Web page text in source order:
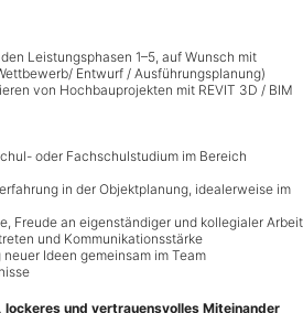
Leistungsphasen 1–5, auf Wunsch mit
Entwurf / Ausführungsplanung)
von Hochbauprojekten mit REVIT 3D / BIM
oder Fachschulstudium im Bereich
in der Objektplanung, idealerweise im
Freude an eigenständiger und kollegialer Arbeit
und Kommunikationsstärke
Ideen gemeinsam im Team
und vertrauensvolles Miteinander